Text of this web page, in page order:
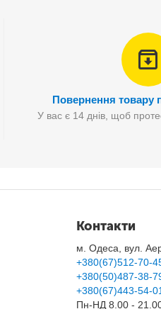
Повернення товару
У вас є 14 днів, щоб
Контакти
м. Одеса, вул.
+380(67)512-70-
+380(50)487-38-
+380(67)443-54-01
Пн-НД 8.00 -